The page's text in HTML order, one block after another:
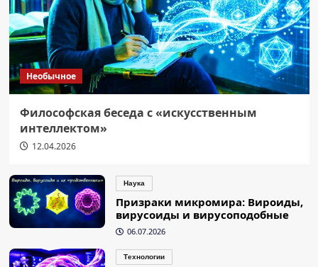
Необычное
Философская беседа с «искусственным
интеллектом»
12.04.2026
Наука
Призраки микромира: Вироиды,
вирусоиды и вирусоподобные
06.07.2026
Технологии